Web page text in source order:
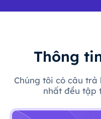
Thông
Chúng tôi có câu trả
nhất đều tập